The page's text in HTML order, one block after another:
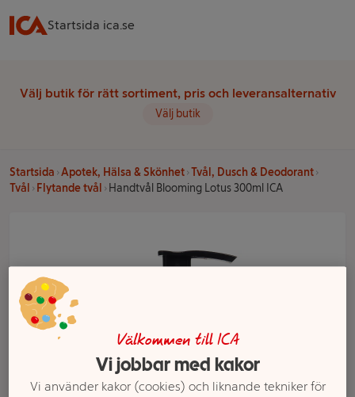
Startsida ica.se
Välj butik för rätt sortiment, pris och leveransalternativ
Välj butik
Startsida Apotek, Hälsa & Skönhet Tvål, Dusch & Deodorant
Tvål
Flytande tvål Handtvål Blooming Lotus 300ml ICA
Välkommen till ICA
Vi jobbar med kakor
Vi använder kakor (cookies) och liknande tekniker för